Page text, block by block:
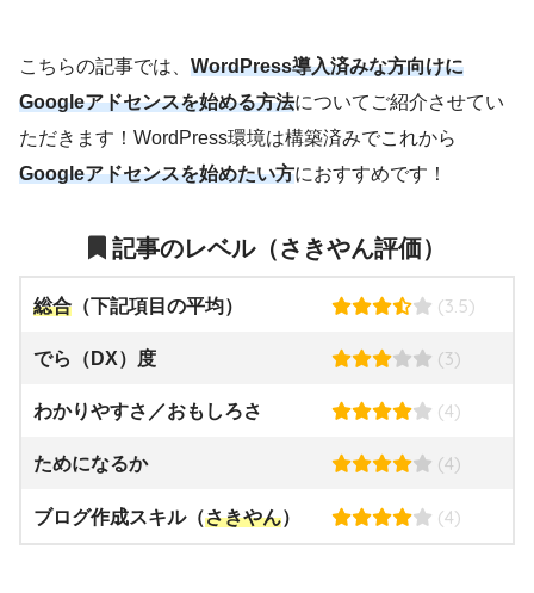
こちらの記事では、 WordPress導入済みな方向けに
Googleアドセンスを始める方法についてご紹介させてい
ただきます！WordPress環境は構築済みでこれから
Googleアドセンスを始めたい方におすすめです！
記事のレベル（さきやん評価）
総合 （下記項目の平均） (3.5)
でら（DX）度 (3)
わかりやすさ／おもしろさ (4)
ためになるか (4)
ブログ作成スキル（さきやん） (4)